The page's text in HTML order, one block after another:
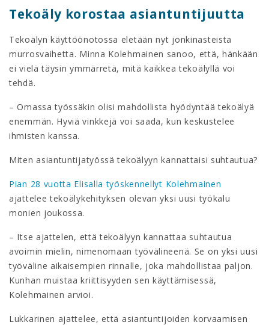
Tekoäly korostaa asiantuntijuutta
Tekoälyn käyttöönotossa eletään nyt jonkinasteista
murrosvaihetta. Minna Kolehmainen sanoo, että, hänkään
ei vielä täysin ymmärretä, mitä kaikkea tekoälyllä voi
tehdä.
– Omassa työssäkin olisi mahdollista hyödyntää tekoälyä
enemmän. Hyviä vinkkejä voi saada, kun keskustelee
ihmisten kanssa.
Miten asiantuntijatyössä tekoälyyn kannattaisi suhtautua?
Pian 28 vuotta Elisalla työskennellyt Kolehmainen
ajattelee tekoälykehityksen olevan yksi uusi työkalu
monien joukossa.
– Itse ajattelen, että tekoälyyn kannattaa suhtautua
avoimin mielin, nimenomaan työvälineenä. Se on yksi uusi
työväline aikaisempien rinnalle, joka mahdollistaa paljon.
Kunhan muistaa kriittisyyden sen käyttämisessä,
Kolehmainen arvioi.
Lukkarinen ajattelee, että asiantuntijoiden korvaamisen